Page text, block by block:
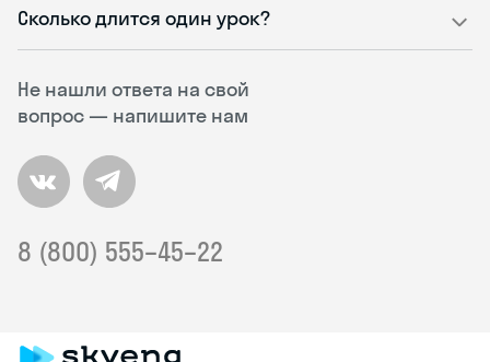
Не нашли ответа на свой
вопрос — напишите нам
8 (800) 555–45–22
Сколько длится один урок?